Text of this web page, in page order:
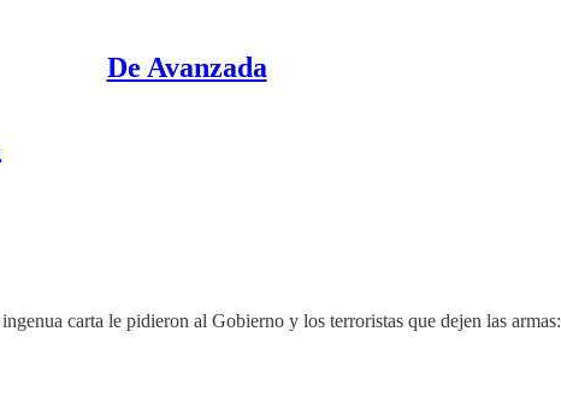
De Avanzada
carta le pidieron al Gobierno y los terroristas que dejen las armas: